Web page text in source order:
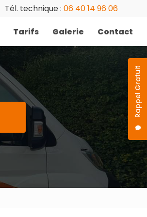
Tél. technique : 06 40 14 96 06
Rappel Gratuit
Tarifs Galerie Contact